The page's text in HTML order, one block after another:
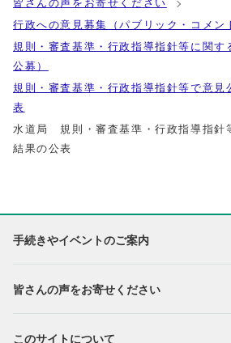
皆さんの声をお寄せください
行政への意見募集（パブリック・コメン
規則・審査基準・行政指導指針等に関す
公募）
規則・審査基準・行政指導指針等で意見
表
水道局 規則・審査基準・行政指導指針
結果の公表
手続きやイベントのご案内
皆さんの声をお寄せください
このサイトについて